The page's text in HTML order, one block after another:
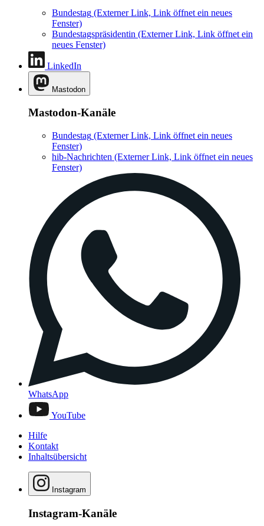
Bundestag (Externer Link, Link öffnet ein neues
Fenster)
Bundestagspräsidentin (Externer Link, Link öffnet ein
neues Fenster)
LinkedIn
Mastodon
Mastodon-Kanäle
Bundestag (Externer Link, Link öffnet ein neues
Fenster)
hib-Nachrichten (Externer Link, Link öffnet ein neues
Fenster)
WhatsApp
YouTube
Hilfe
Kontakt
Inhaltsübersicht
Instagram
Instagram-Kanäle